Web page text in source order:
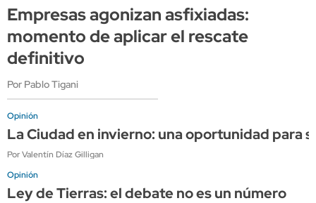
Empresas agonizan asfixiadas:
momento de aplicar el rescate
definitivo
Por Pablo Tigani
Opinión
La Ciudad en invierno: una oportunidad para
Por Valentín Díaz Gilligan
Opinión
Ley de Tierras: el debate no es un número